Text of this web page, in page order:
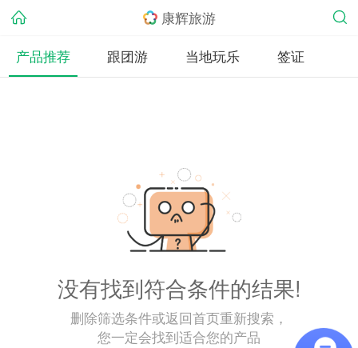
康辉旅游
产品推荐
跟团游 当地玩乐 签证
没有找到符合条件的结果!
删除筛选条件或返回首页重新搜索，
您一定会找到适合您的产品